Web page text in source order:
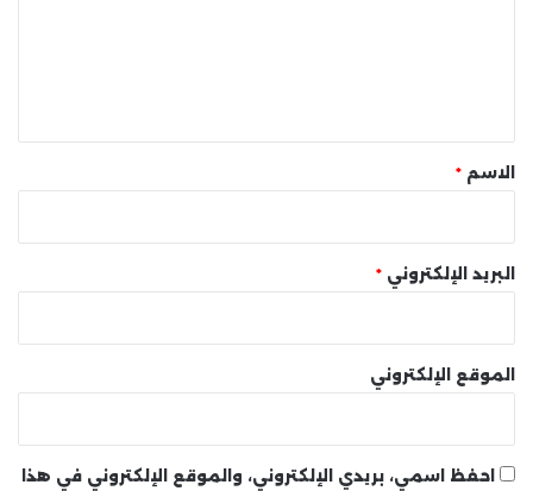
* الاسم *
البريد الإلكتروني *
الموقع الإلكتروني
احفظ اسمي، بريدي الإلكتروني، والموقع الإلكتروني في هذا